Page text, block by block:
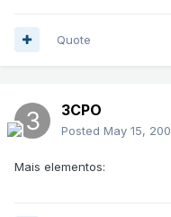
Quote
3CPO
Posted May 15,
Mais elementos: